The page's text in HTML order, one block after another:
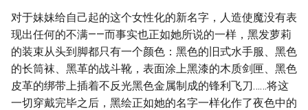
对于妹妹给自己起的这个女性化的新名字，人造使魔没有表
现出任何的不满——而事实也正如她所说的一样，黑发萝莉
的装束从头到脚都只有一个颜色：黑色的旧式水手服、黑色
的长筒袜、黑革的战斗靴，表面涂上黑漆的木质剑匣、黑色
皮革的绑带上插着不反光黑色金属制成的锋利飞刀……将这
一切穿戴完毕之后，黑绘正如她的名字一样化作了夜色中的